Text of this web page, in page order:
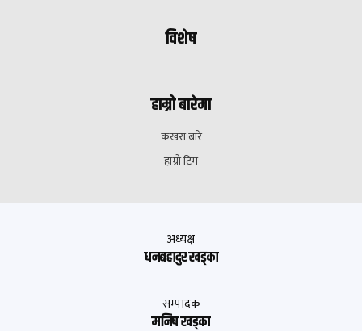
विशेष
हाम्रो बारेमा
कखरा बारे
हाम्रो टिम
अध्यक्ष
धनबहादुर खड्का
सम्पादक
मनिष खड्का